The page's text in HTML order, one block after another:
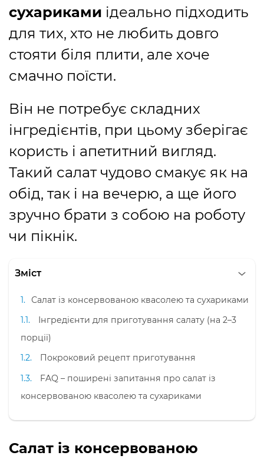
сухариками ідеально підходить
для тих, хто не любить довго
стояти біля плити, але хоче
смачно поїсти.
Він не потребує складних
інгредієнтів, при цьому зберігає
користь і апетитний вигляд.
Такий салат чудово смакує як на
обід, так і на вечерю, а ще його
зручно брати з собою на роботу
чи пікнік.
Зміст
Салат із консервованою квасолею та сухариками
Інгредієнти для приготування салату (на 2–3
порції)
Покроковий рецепт приготування
FAQ – поширені запитання про салат із
консервованою квасолею та сухариками
Салат із консервованою